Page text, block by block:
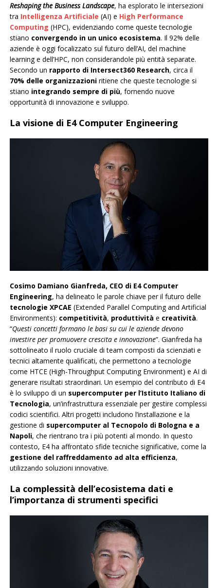
Reshaping the Business Landscape, ha esplorato le intersezioni
tra Intelligenza Artificiale (AI) e High Performance
Computing (HPC), evidenziando come queste tecnologie
stiano convergendo in un unico ecosistema. Il 92% delle
aziende è oggi focalizzato sul futuro dell’AI, del machine
learning e dell’HPC, non considerandole più entità separate.
Secondo un rapporto di Intersect360 Research, circa il
70% delle organizzazioni ritiene che queste tecnologie si
stiano integrando sempre di più, fornendo nuove
opportunità di innovazione e sviluppo.
La visione di E4 Computer Engineering
Cosimo Damiano Gianfreda, CEO di E4 Computer
Engineering, ha delineato le parole chiave per il futuro delle
tecnologie XPCAE (Extended Parallel Computing and Artificial
Environments): competitività, produttività e creatività.
“Questi concetti formano le basi su cui le aziende devono
investire per promuovere crescita e innovazione”. Gianfreda ha
sottolineato il ruolo cruciale di team composti da scienziati e
tecnici altamente qualificati, che permettono a tecnologie
come HTCE (High-Throughput Computing Environment) e AI di
generare risultati straordinari. Un esempio del contributo di E4
è lo sviluppo di un supercomputer per l’Istituto Italiano di
Tecnologia, un’infrastruttura essenziale per gestire complessi
codici scientifici. Altri progetti includono l’installazione e la
gestione di supercomputer al Tecnopolo di Bologna e a
Napoli, che rientrano tra i più potenti al mondo. In questo
contesto, E4 ha affrontato sfide tecniche significative, come la
gestione del raffreddamento ad alta efficienza,
utilizzando soluzioni innovative.
La complessità dell’ecosistema dati e
l’importanza di strumenti specifici